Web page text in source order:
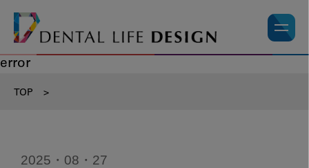
error
TOP >
2025・08・27